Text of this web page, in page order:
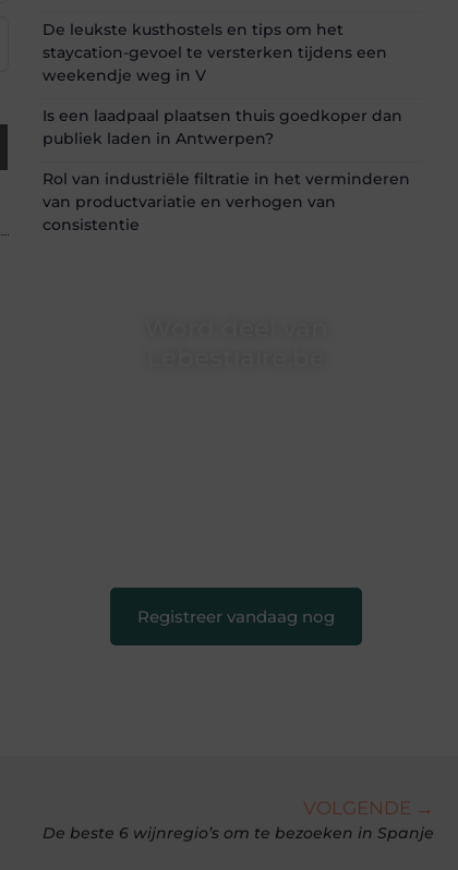
De leukste kusthostels en tips om het
staycation-gevoel te versterken tijdens een
weekendje weg in V
Is een laadpaal plaatsen thuis goedkoper dan
publiek laden in Antwerpen?
Rol van industriële filtratie in het verminderen
van productvariatie en verhogen van
consistentie
Registreer vandaag nog
VOLGENDE →
De beste 6 wijnregio’s om te bezoeken in Spanje